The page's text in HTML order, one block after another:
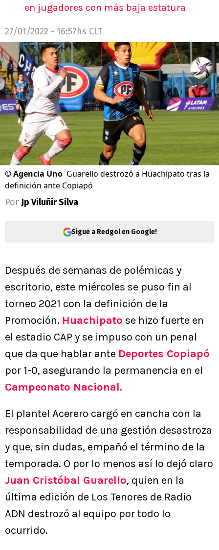
en jugadores con más baja estatura
27/01/2022 - 16:57hs CLT
©Agencia Uno Guarello destrozó a Huachipato tras la
definición ante Copiapó
Por Jp Viluñir Silva
Sigue a Redgol en Google!
Después de semanas de polémicas y
escritorio, este miércoles se puso fin al
torneo 2021 con la definición de la
Promoción. Huachipato se hizo fuerte en
el estadio CAP y se impuso con un penal
que da que hablar ante Deportes Copiapó
por 1-0, asegurando la permanencia en el
Campeonato Nacional.
El plantel Acerero cargó en cancha con la
responsabilidad de una gestión desastroza
y que, sin dudas, empañó el término de la
temporada. O por lo menos así lo dejó claro
Juan Cristóbal Guarello, quien en la
última edición de Los Tenores de Radio
ADN destrozó al equipo por todo lo
ocurrido.